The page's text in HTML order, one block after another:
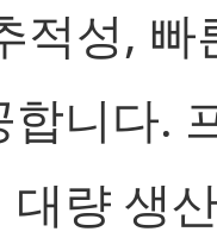
적성, 빠
합니다.
대량 생